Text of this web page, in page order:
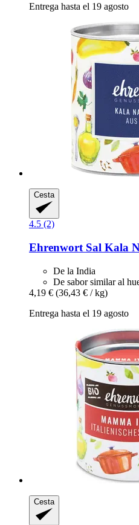
Entrega hasta el 19 agosto
Cesta
4.5 (2)
Ehrenwort Sal Kala
De la India
De sabor similar al
4,19 € (36,43 € / kg)
Entrega hasta el 19 agosto
Cesta